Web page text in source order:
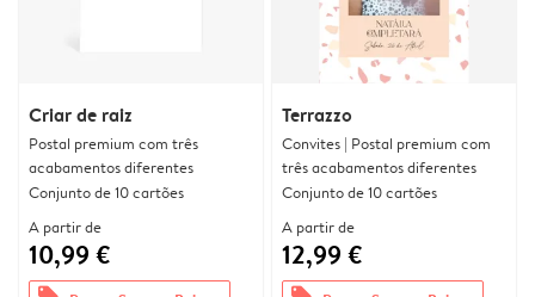
Criar de raiz
Postal premium com três
acabamentos diferentes
Conjunto de 10 cartões
A partir de
10,99 €
Terrazzo
Convites | Postal premium com
três acabamentos diferentes
Conjunto de 10 cartões
A partir de
12,99 €